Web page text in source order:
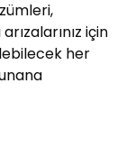
için
her